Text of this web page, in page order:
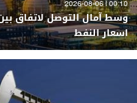
00:10 | 2026-08-06
وسط آمال التوصل لاتفاق
اسعار النفط